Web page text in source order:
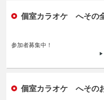
個室カラオケ へその
参加者募集中！
個室カラオケ へその